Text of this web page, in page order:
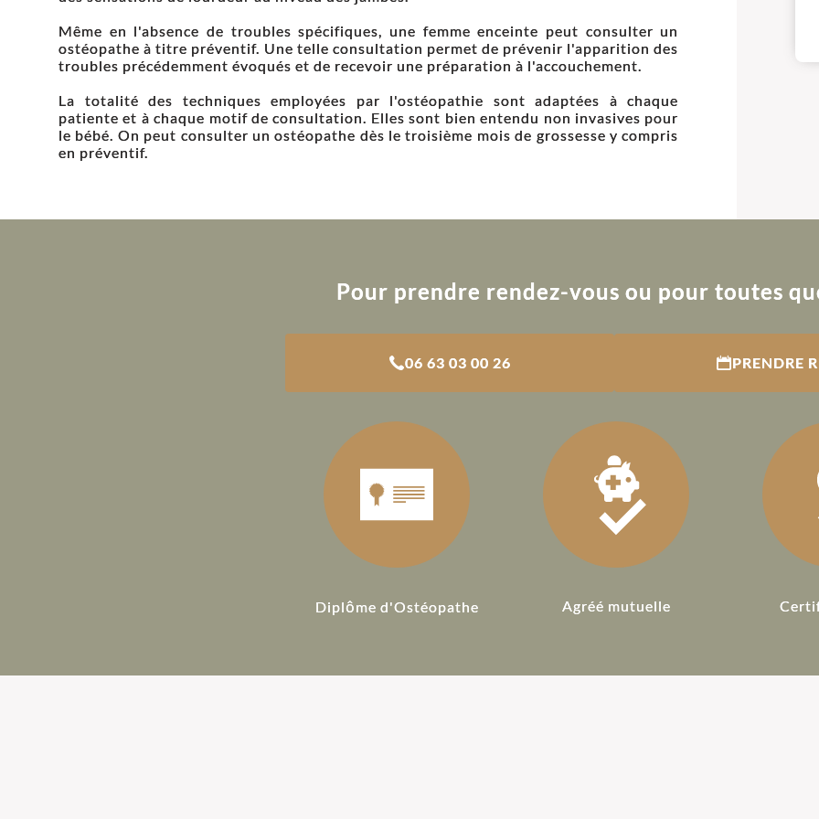
Même en l'absence de troubles spécifiques, une femme enceinte peut consulter un
ostéopathe à titre préventif. Une telle consultation permet de prévenir l'apparition des
troubles précédemment évoqués et de recevoir une préparation à l'accouchement.
La totalité des techniques employées par l'ostéopathie sont adaptées à chaque
patiente et à chaque motif de consultation. Elles sont bien entendu non invasives pour
le bébé. On peut consulter un ostéopathe dès le troisième mois de grossesse y compris
en préventif.
Pour prendre rendez-vous ou pour toutes
06 63 03 00 26 PRENDRE
Diplôme d'Ostéopathe Agréé mutuelle